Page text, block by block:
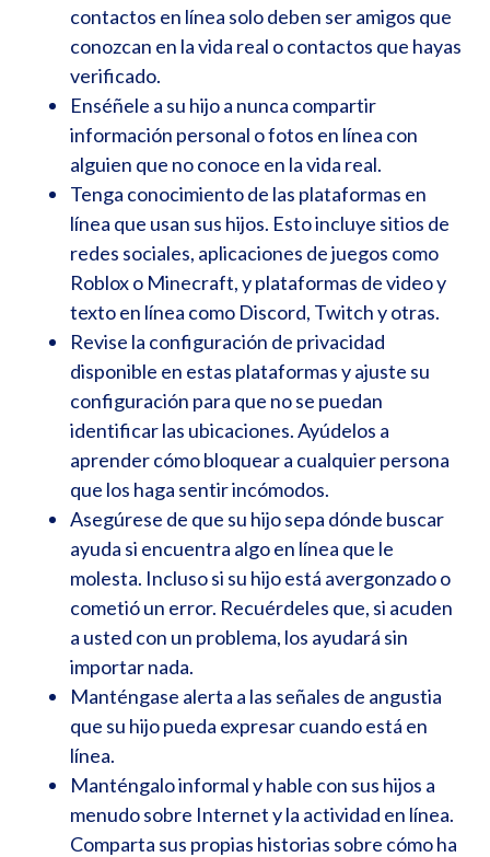
contactos en línea solo deben ser amigos que
conozcan en la vida real o contactos que hayas
verificado.
Enséñele a su hijo a nunca compartir
información personal o fotos en línea con
alguien que no conoce en la vida real.
Tenga conocimiento de las plataformas en
línea que usan sus hijos. Esto incluye sitios de
redes sociales, aplicaciones de juegos como
Roblox o Minecraft, y plataformas de video y
texto en línea como Discord, Twitch y otras.
Revise la configuración de privacidad
disponible en estas plataformas y ajuste su
configuración para que no se puedan
identificar las ubicaciones. Ayúdelos a
aprender cómo bloquear a cualquier persona
que los haga sentir incómodos.
Asegúrese de que su hijo sepa dónde buscar
ayuda si encuentra algo en línea que le
molesta. Incluso si su hijo está avergonzado o
cometió un error. Recuérdeles que, si acuden
a usted con un problema, los ayudará sin
importar nada.
Manténgase alerta a las señales de angustia
que su hijo pueda expresar cuando está en
línea.
Manténgalo informal y hable con sus hijos a
menudo sobre Internet y la actividad en línea.
Comparta sus propias historias sobre cómo ha